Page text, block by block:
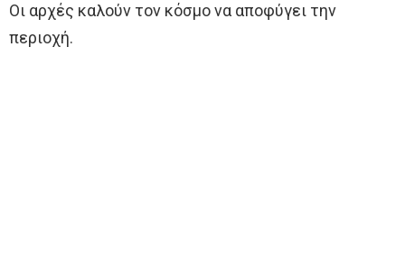
Οι αρχές καλούν τον κόσμο να αποφύγει την
περιοχή.